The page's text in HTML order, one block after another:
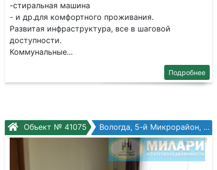
-стиральная машина
- и др.для комфортного проживания.
Развитая инфраструктура, все в шаговой
доступности.
Коммунальные...
Подробнее
Объект № 41075 Вологда, 5-й Микрорайон, Архангельская ул, №8а